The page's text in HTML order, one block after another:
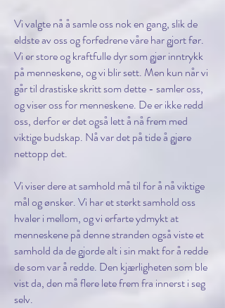
Vi valgte nå å samle oss nok en gang, slik de
eldste av oss og forfedrene våre har gjort før.
Vi er store og kraftfulle dyr som gjør inntrykk
på menneskene, og vi blir sett. Men kun når vi
går til drastiske skritt som dette - samler oss,
og viser oss for menneskene. De er ikke redd
oss, derfor er det også lett å nå frem med
viktige budskap. Nå var det på tide å gjøre
nettopp det.
Vi viser dere at samhold må til for å nå viktige
mål og ønsker. Vi har et sterkt samhold oss
hvaler i mellom, og vi erfarte ydmykt at
menneskene på denne stranden også viste et
samhold da de gjorde alt i sin makt for å redde
de som var å redde. Den kjærligheten som ble
vist da, den må flere lete frem fra innerst i seg
selv.